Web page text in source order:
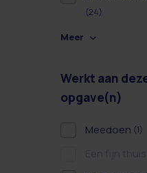
(24)
Meer
Werkt aan
opgave(n)
Meedoen (1)